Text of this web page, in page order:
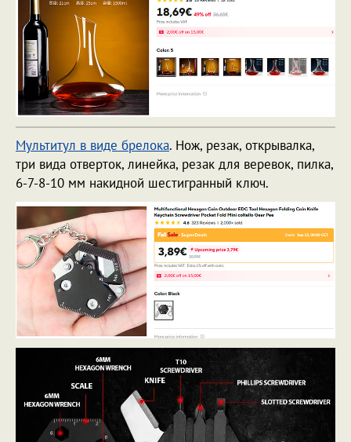
Мультитул в виде брелока. Нож, резак, открывалка,
три вида отверток, линейка, резак для веревок, пилка,
6-7-8-10 мм накидной шестигранный ключ.